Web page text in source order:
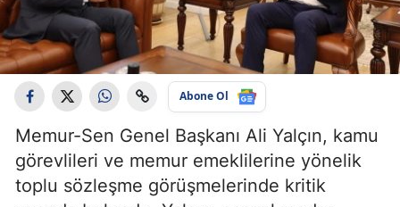
Abone Ol
Memur-Sen Genel Başkanı Ali Yalçın, kamu
görevlileri ve memur emeklilerine yönelik
toplu sözleşme görüşmelerinde kritik